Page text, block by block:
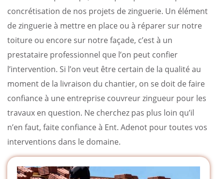
concrétisation de nos projets de zinguerie. Un élément
de zinguerie à mettre en place ou à réparer sur notre
toiture ou encore sur notre façade, c’est à un
prestataire professionnel que l’on peut confier
l’intervention. Si l’on veut être certain de la qualité au
moment de la livraison du chantier, on se doit de faire
confiance à une entreprise couvreur zingueur pour les
travaux en question. Ne cherchez pas plus loin qu’il
n’en faut, faite confiance à Ent. Adenot pour toutes vos
interventions dans le domaine.